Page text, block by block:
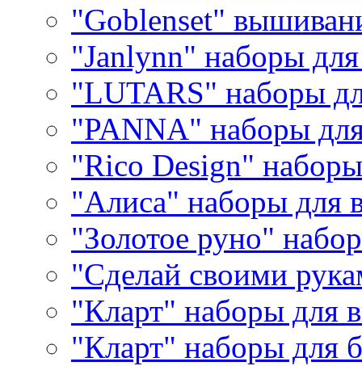
"Goblenset"
"Janlynn" наборы
"LUTARS" наборы
"PANNA" наборы
"Rico Design"
"Алиса" наборы для
"Золотое руно"
"Сделай своими
"Кларт" наборы для
"Кларт" наборы для